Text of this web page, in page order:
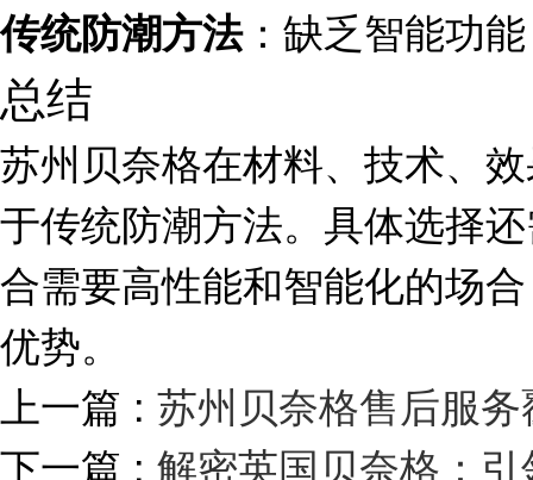
传统防潮方法：缺乏智能功
总结
苏州贝奈格在材料、技术、
于传统防潮方法。具体选择
合需要高性能和智能化的场
优势。
上一篇 : 苏州贝奈格售后服
下一篇 : 解密英国贝奈格：